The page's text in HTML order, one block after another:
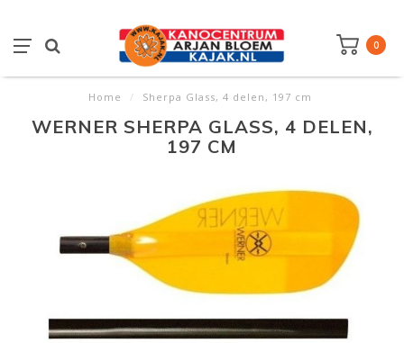
0
Home / Sherpa Glass, 4 delen, 197 cm
WERNER SHERPA GLASS, 4 DELEN,
197 CM